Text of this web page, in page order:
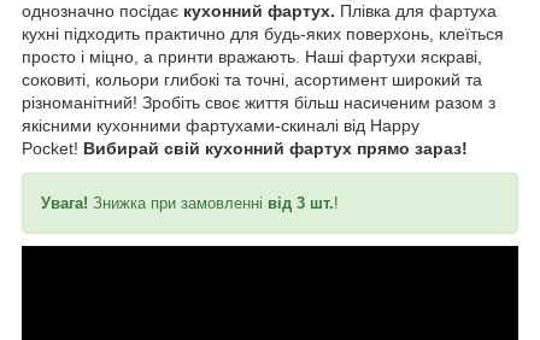
однозначно посідає кухонний фартух. Плівка для фартуха
кухні підходить практично для будь-яких поверхонь, клеїться
просто і міцно, а принти вражають. Наші фартухи яскраві,
соковиті, кольори глибокі та точні, асортимент широкий та
різноманітний! Зробіть своє життя більш насиченим разом з
якісними кухонними фартухами-скиналі від Happy
Pocket! Вибирай свій кухонний фартух прямо зараз!
Увага! Знижка при замовленні від 3 шт.!